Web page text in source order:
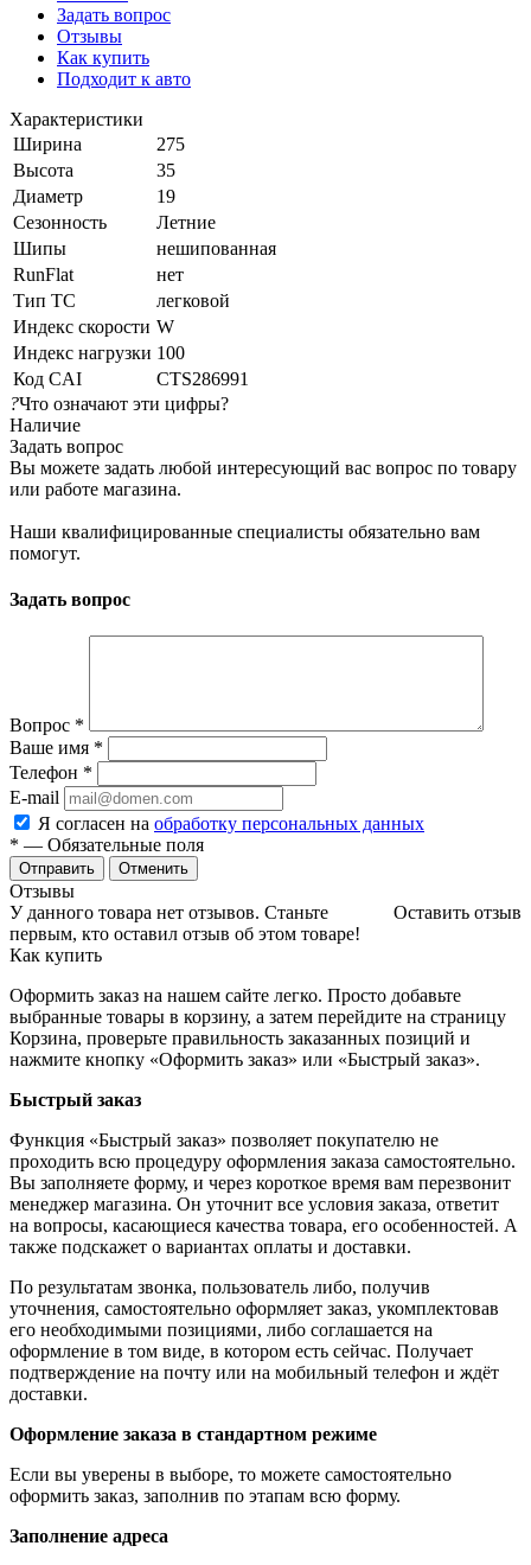
Задать вопрос
Отзывы
Как купить
Подходит к авто
Характеристики
Ширина
275
Высота
35
Диаметр
19
Сезонность
Летние
Шипы
нешипованная
RunFlat
нет
Тип ТС
легковой
Индекс скорости W
Индекс нагрузки 100
Код CAI
CTS286991
?Что означают эти цифры?
Наличие
Задать вопрос
Вы можете задать любой интересующий вас вопрос по товару
или работе магазина.
Наши квалифицированные специалисты обязательно вам
помогут.
Задать вопрос
Вопрос *
Ваше имя *
Телефон *
E-mail
Я согласен на обработку персональных данных
* — Обязательные поля
Отменить
Отзывы
Оставить отзыв
У данного товара нет отзывов. Станьте
первым, кто оставил отзыв об этом товаре!
Как купить
Оформить заказ на нашем сайте легко. Просто добавьте
выбранные товары в корзину, а затем перейдите на страницу
Корзина, проверьте правильность заказанных позиций и
нажмите кнопку «Оформить заказ» или «Быстрый заказ».
Быстрый заказ
Функция «Быстрый заказ» позволяет покупателю не
проходить всю процедуру оформления заказа самостоятельно.
Вы заполняете форму, и через короткое время вам перезвонит
менеджер магазина. Он уточнит все условия заказа, ответит
на вопросы, касающиеся качества товара, его особенностей. А
также подскажет о вариантах оплаты и доставки.
По результатам звонка, пользователь либо, получив
уточнения, самостоятельно оформляет заказ, укомплектовав
его необходимыми позициями, либо соглашается на
оформление в том виде, в котором есть сейчас. Получает
подтверждение на почту или на мобильный телефон и ждёт
доставки.
Оформление заказа в стандартном режиме
Если вы уверены в выборе, то можете самостоятельно
оформить заказ, заполнив по этапам всю форму.
Заполнение адреса